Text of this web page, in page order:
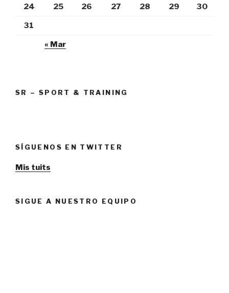
24 25 26 27 28 29 30
31
« Mar
SR – SPORT & TRAINING
SÍGUENOS EN TWITTER
Mis tuits
SIGUE A NUESTRO EQUIPO